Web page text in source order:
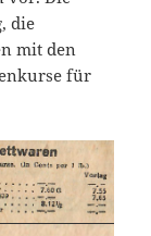
die
mit den
für